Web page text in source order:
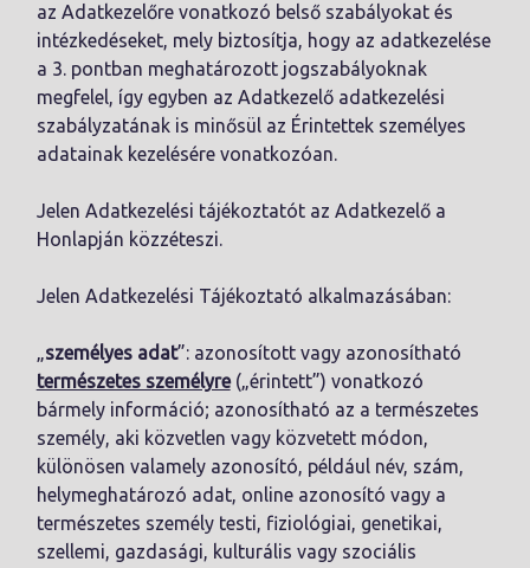
az Adatkezelőre vonatkozó belső szabályokat és
intézkedéseket, mely biztosítja, hogy az adatkezelése
a 3. pontban meghatározott jogszabályoknak
megfelel, így egyben az Adatkezelő adatkezelési
szabályzatának is minősül az Érintettek személyes
adatainak kezelésére vonatkozóan.
Jelen Adatkezelési tájékoztatót az Adatkezelő a
Honlapján közzéteszi.
Jelen Adatkezelési Tájékoztató alkalmazásában:
„személyes adat”: azonosított vagy azonosítható
természetes személyre(„érintett”) vonatkozó
bármely információ; azonosítható az a természetes
személy, aki közvetlen vagy közvetett módon,
különösen valamely azonosító, például név, szám,
helymeghatározó adat, online azonosító vagy a
természetes személy testi, fiziológiai, genetikai,
szellemi, gazdasági, kulturális vagy szociális